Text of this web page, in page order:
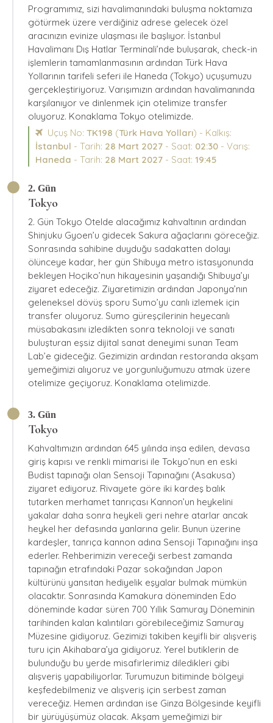
Programımız, sizi havalimanındaki buluşma noktamıza
götürmek üzere verdiğiniz adrese gelecek özel
aracınızın evinize ulaşması ile başlıyor. İstanbul
Havalimanı Dış Hatlar Terminali’nde buluşarak, check-in
işlemlerin tamamlanmasının ardından Türk Hava
Yollarının tarifeli seferi ile Haneda (Tokyo) uçuşumuzu
gerçekleştiriyoruz. Varışımızın ardından havalimanında
karşılanıyor ve dinlenmek için otelimize transfer
oluyoruz. Konaklama Tokyo otelimizde.
Uçuş No: TK198 (Türk Hava Yolları) - Kalkış:
İstanbul - Tarih: 28 Mart 2027 - Saat: 02:30 - Varış:
Haneda - Tarih: 28 Mart 2027 - Saat: 19:45
2. Gün
Tokyo
2. Gün Tokyo Otelde alacağımız kahvaltının ardından
Shinjuku Gyoen’u gidecek Sakura ağaçlarını göreceğiz.
Sonrasında sahibine duyduğu sadakatten dolayı
ölünceye kadar, her gün Shibuya metro istasyonunda
bekleyen Hoçiko’nun hikayesinin yaşandığı Shibuya’yı
ziyaret edeceğiz. Ziyaretimizin ardından Japonya’nın
geleneksel dövüş sporu Sumo’yu canlı izlemek için
transfer oluyoruz. Sumo güreşçilerinin heyecanlı
müsabakasını izledikten sonra teknoloji ve sanatı
buluşturan eşsiz dijital sanat deneyimi sunan Team
Lab’e gideceğiz. Gezimizin ardından restoranda akşam
yemeğimizi alıyoruz ve yorgunluğumuzu atmak üzere
otelimize geçiyoruz. Konaklama otelimizde.
3. Gün
Tokyo
Kahvaltımızın ardından 645 yılında inşa edilen, devasa
giriş kapısı ve renkli mimarisi ile Tokyo’nun en eski
Budist tapınağı olan Sensoji Tapınağını (Asakusa)
ziyaret ediyoruz. Rivayete göre iki kardeş balık
tutarken merhamet tanrıçası Kannon’un heykelini
yakalar daha sonra heykeli geri nehre atarlar ancak
heykel her defasında yanlarına gelir. Bunun üzerine
kardeşler, tanrıça kannon adına Sensoji Tapınağını inşa
ederler. Rehberimizin vereceği serbest zamanda
tapınağın etrafındaki Pazar sokağından Japon
kültürünü yansıtan hediyelik eşyalar bulmak mümkün
olacaktır. Sonrasında Kamakura döneminden Edo
döneminde kadar süren 700 Yıllık Samuray Döneminin
tarihinden kalan kalıntıları görebileceğimiz Samuray
Müzesine gidiyoruz. Gezimizi takiben keyifli bir alışveriş
turu için Akihabara’ya gidiyoruz. Yerel butiklerin de
bulunduğu bu yerde misafirlerimiz diledikleri gibi
alışveriş yapabiliyorlar. Turumuzun bitiminde bölgeyi
keşfedebilmeniz ve alışveriş için serbest zaman
vereceğiz. Hemen ardından ise Ginza Bölgesinde keyifli
bir yürüyüşümüz olacak. Akşam yemeğimizi bir